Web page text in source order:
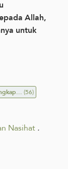
Allah,
untuk
(56)
Nasihat.